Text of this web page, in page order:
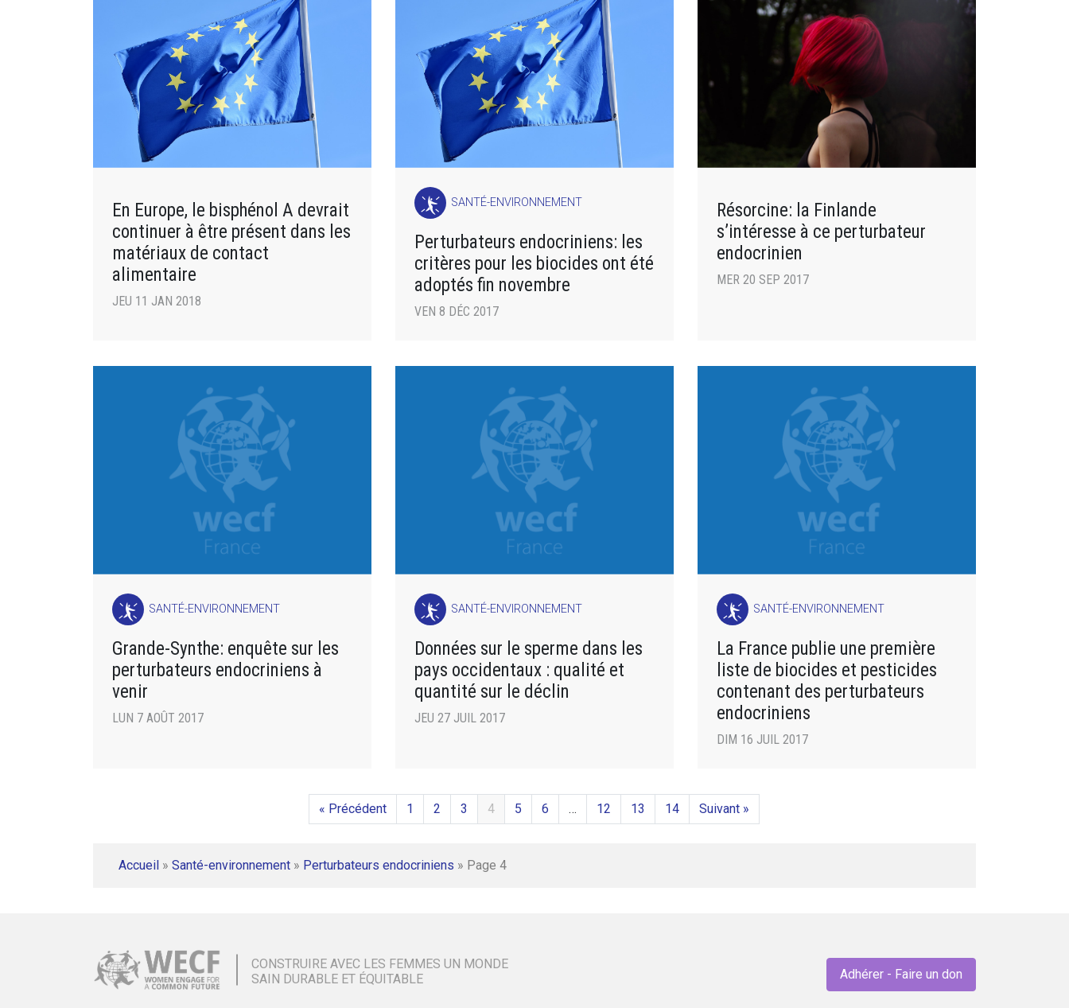
En Europe, le bisphénol A devrait
continuer à être présent dans les
matériaux de contact
alimentaire
JEU 11 JAN 2018
SANTÉ-ENVIRONNEMENT
Perturbateurs endocriniens: les
critères pour les biocides ont été
adoptés fin novembre
VEN 8 DÉC 2017
Résorcine: la Finlande
s’intéresse à ce perturbateur
endocrinien
MER 20 SEP 2017
SANTÉ-ENVIRONNEMENT
Grande-Synthe: enquête sur les
perturbateurs endocriniens à
venir
LUN 7 AOÛT 2017
SANTÉ-ENVIRONNEMENT
Données sur le sperme dans les
pays occidentaux : qualité et
quantité sur le déclin
JEU 27 JUIL 2017
SANTÉ-ENVIRONNEMENT
La France publie une première
liste de biocides et pesticides
contenant des perturbateurs
endocriniens
DIM 16 JUIL 2017
« Précédent 1 2 3 4 5 6 … 12 13 14 Suivant »
Accueil » Santé-environnement » Perturbateurs endocriniens » Page 4
CONSTRUIRE AVEC LES FEMMES UN MONDE
SAIN DURABLE ET ÉQUITABLE
Adhérer - Faire un don